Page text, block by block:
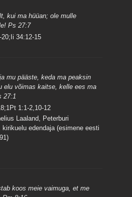
kui ma hüüan; ole mulle
Ps 27:7
34:12-15
mu pääste, keda ma peaksin
elu võimas kaitse, kelle ees ma
27:1
1:1-2,10-12
Laaland, Peterburi
edendaja (esimene eesti
koos meie vaimuga, et me